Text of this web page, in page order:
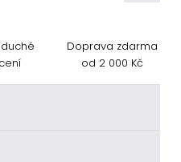
Doprava zdarma
od 2 000 Kč